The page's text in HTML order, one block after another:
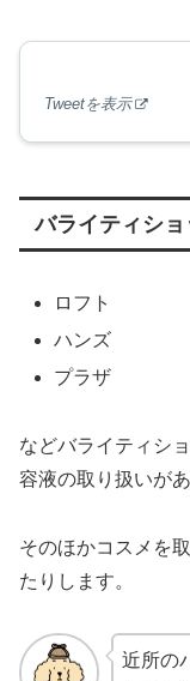
Tweetを表示
バライティショ
ロフト
ハンズ
プラザ
などバライティシ
容液の取り扱いがあ
そのほかコスメを
たりします。
近所の